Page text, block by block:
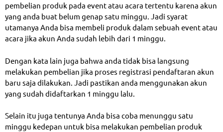
pembelian produk pada event atau acara tertentu karena akun
yang anda buat belum genap satu minggu. Jadi syarat
utamanya Anda bisa membeli produk dalam sebuah event atau
acara jika akun Anda sudah lebih dari 1 minggu.
Dengan kata lain juga bahwa anda tidak bisa langsung
melakukan pembelian jika proses registrasi pendaftaran akun
baru saja dilakukan. Jadi pastikan anda menggunakan akun
yang sudah didaftarkan 1 minggu lalu.
Selain itu juga tentunya Anda bisa coba menunggu satu
minggu kedepan untuk bisa melakukan pembelian produk